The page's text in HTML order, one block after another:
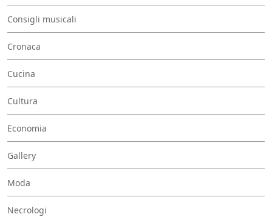
Consigli musicali
Cronaca
Cucina
Cultura
Economia
Gallery
Moda
Necrologi